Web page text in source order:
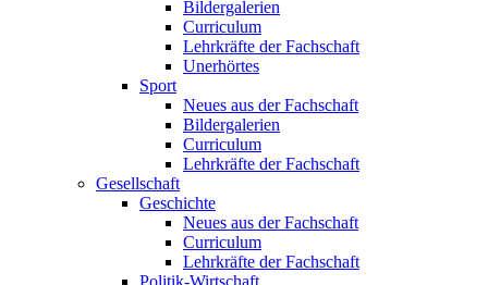
Bildergalerien
Curriculum
Lehrkräfte der Fachschaft
Unerhörtes
Sport
Neues aus der Fachschaft
Bildergalerien
Curriculum
Lehrkräfte der Fachschaft
Gesellschaft
Geschichte
Neues aus der Fachschaft
Curriculum
Lehrkräfte der Fachschaft